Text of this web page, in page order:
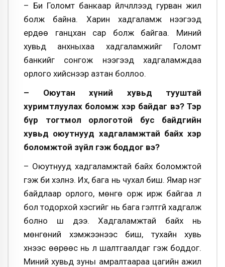
– Би Голомт банкаар үйлчлүүлээд гурван жил
болж байна. Харин хадгаламж нээгээд
ердөө ганцхан сар болж байгаа. Миний
хувьд анхныхаа хадгаламжийг Голомт
банкийг сонгож нээгээд хадгаламждаа
орлого хийснээр азтан боллоо.
– Оюутан хүний хувьд тууштай
хуримтлуулах боломж хэр байдаг вэ? Тэр
бүр тогтмол орлоготой бус байдгийн
хувьд оюутнууд хадгаламжтай байх хэр
боломжтой зүйл гэж боддог вэ?
– Оюутнууд хадгаламжтай байх боломжтой
гэж би хэлнэ. Их, бага нь чухал биш. Ямар нэг
байдлаар орлого, мөнгө орж ирж байгаа л
бол тодорхой хэсгийг нь бага гэлтгүй хадгалж
болно шүү дээ. Хадгаламжтай байх нь
мөнгөний хэмжээнээс биш, тухайн хувь
хүнээс өөрөөс нь л шалтгаалдаг гэж боддог.
Миний хувьд зуны амралтаараа цагийн ажил